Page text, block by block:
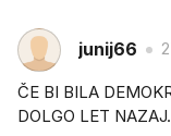
junij66
ČE BI BILA
DOLGO LET